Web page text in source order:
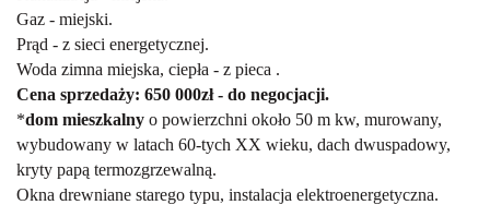
Gaz - miejski.
Prąd - z sieci energetycznej.
Woda zimna miejska, ciepła - z pieca .
Cena sprzedaży: 650 000zł - do negocjacji.
*dom mieszkalny o powierzchni około 50 m kw, murowany,
wybudowany w latach 60-tych XX wieku, dach dwuspadowy,
kryty papą termozgrzewalną.
Okna drewniane starego typu, instalacja elektroenergetyczna.